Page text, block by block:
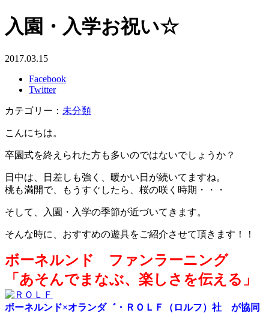
入園・入学お祝い☆
2017.03.15
Facebook
Twitter
カテゴリー： 未分類
こんにちは。
卒園式を終えられた方も多いのではないでしょうか？
日中は、日差しも強く、暖かい日が続いてますね。
桃も満開で、もうすぐしたら、桜の咲く時期・・・
そして、入園・入学の季節が近づいてきます。
そんな時に、おすすめの遊具をご紹介させて頂きます！！
ボーネルンド ファンラーニング
「あそんでまなぶ、楽しさを伝える」
ボーネルンド×オランダ゛・ＲＯＬＦ（ロルフ）社 が協同